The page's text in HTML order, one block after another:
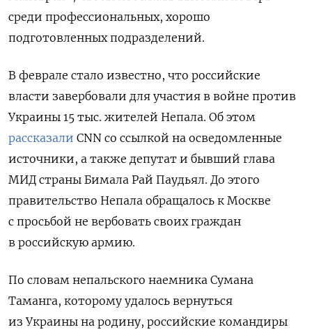
среди профессиональных, хорошо
подготовленных подразделений.
В феврале стало известно, что российские
власти завербовали для участия в войне против
Украины 15 тыс. жителей Непала. Об этом
рассказали CNN со ссылкой на осведомленные
источники, а также депутат и бывший глава
МИД страны Бимала Рай Паудьял. До этого
правительство Непала обращалось к Москве
с просьбой не вербовать своих граждан
в российскую армию.
По словам непальского наемника Сумана
Таманга, которому удалось вернуться
из Украины на родину, российские командиры